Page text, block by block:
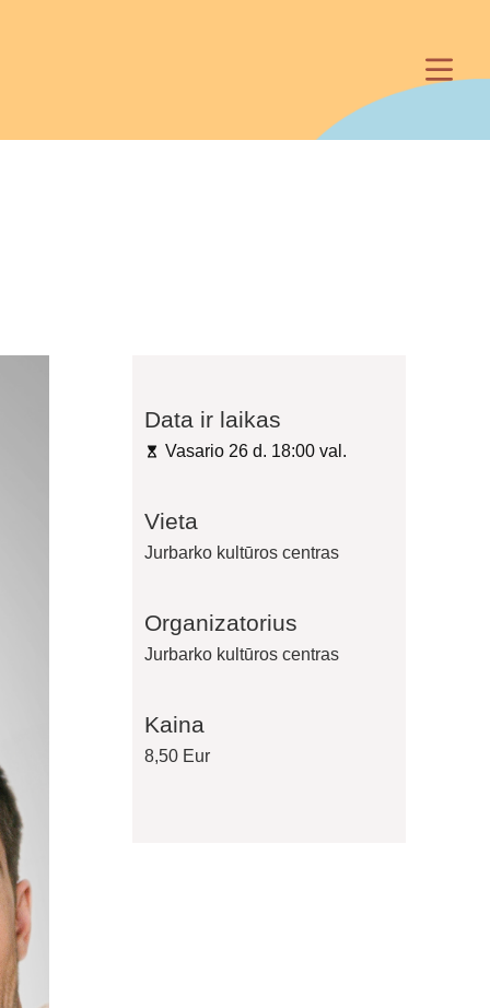
Data ir laikas
Vasario 26 d. 18:00 val.
Vieta
Jurbarko kultūros centras
Organizatorius
Jurbarko kultūros centras
Kaina
8,50 Eur